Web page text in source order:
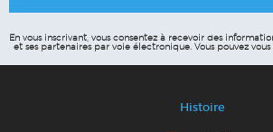
En vous inscrivant, vous consentez à recevoir des
et ses partenaires par voie électronique.Vous pouvez
Histoire